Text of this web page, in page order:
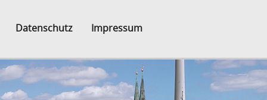
Datenschutz Impressum